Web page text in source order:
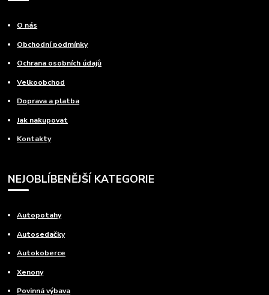
O nás
Obchodní podmínky
Ochrana osobních údajů
Velkoobchod
Doprava a platba
Jak nakupovat
Kontakty
NEJOBLÍBENĚJŠÍ KATEGORIE
Autopotahy
Autosedačky
Autokoberce
Xenony
Povinná výbava